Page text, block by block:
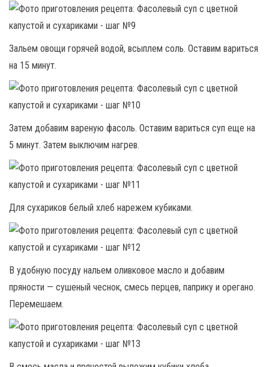
Зальем овощи горячей водой, всыплем соль. Оставим вариться
на 15 минут.
Затем добавим вареную фасоль. Оставим вариться суп еще на
5 минут. Затем выключим нагрев.
Для сухариков белый хлеб нарежем кубиками.
В удобную посуду нальем оливковое масло и добавим
пряности — сушеный чеснок, смесь перцев, паприку и орегано.
Перемешаем.